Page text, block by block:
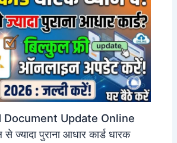
Document Update Online
पुराना आधार कार्ड धारक